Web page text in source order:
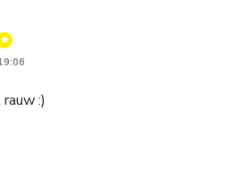
says:
:)